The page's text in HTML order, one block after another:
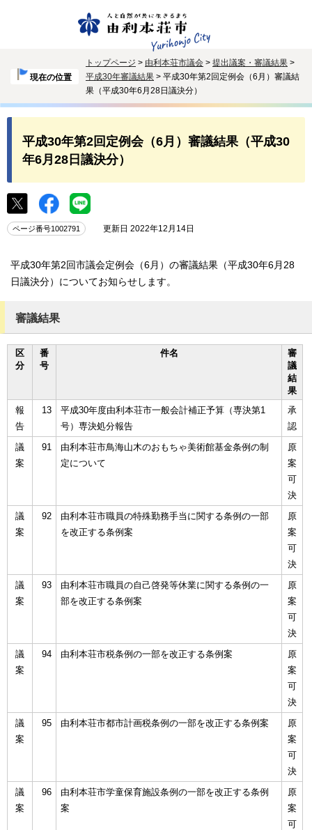
現在の位置
トップページ > 由利本荘市議会 > 提出議案・審議結果 >
平成30年審議結果 > 平成30年第2回定例会（6月）審議結
果（平成30年6月28日議決分）
平成30年第2回定例会（6月）審議結果（平成30
年6月28日議決分）
ページ番号1002791 更新日 2022年12月14日
平成30年第2回市議会定例会（6月）の審議結果（平成30年6月28
日議決分）についてお知らせします。
審議結果
区
分
番
号
件名
審
議
結
果
報
告
13
平成30年度由利本荘市一般会計補正予算（専決第1
号）専決処分報告
承
認
議
案
91
由利本荘市鳥海山木のおもちゃ美術館基金条例の制
定について
原
案
可
決
議
案
92
由利本荘市職員の特殊勤務手当に関する条例の一部
を改正する条例案
原
案
可
決
議
案
93
由利本荘市職員の自己啓発等休業に関する条例の一
部を改正する条例案
原
案
可
決
議
案
94 由利本荘市税条例の一部を改正する条例案
原
案
可
決
議
案
95 由利本荘市都市計画税条例の一部を改正する条例案
原
案
可
決
議
案
96
由利本荘市学童保育施設条例の一部を改正する条例
案
原
案
可